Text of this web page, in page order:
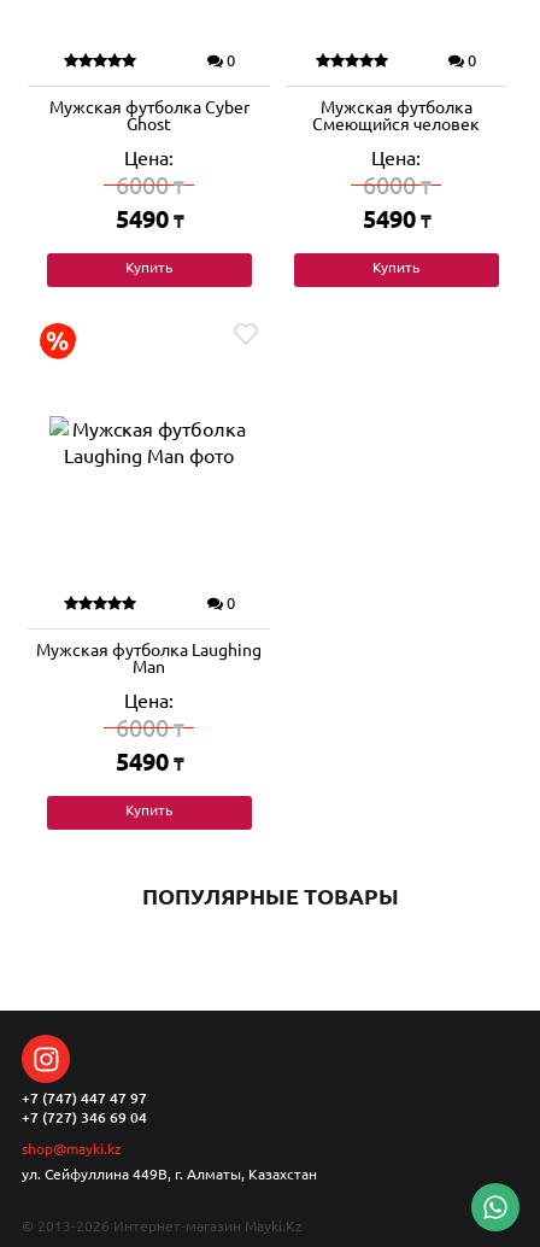
0
Мужская футболка Cyber
Ghost
Цена:
6000₸
5490 ₸
Купить
0
Мужская футболка
Смеющийся человек
Цена:
6000₸
5490 ₸
Купить
0
Мужская футболка Laughing
Man
Цена:
6000₸
5490 ₸
Купить
ПОПУЛЯРНЫЕ ТОВАРЫ
+7 (747) 447 47 97
+7 (727) 346 69 04
shop@mayki.kz
ул. Сейфуллина 449В, г. Алматы, Казахстан
© 2013-2026 Интернет-магазин Mayki.Kz